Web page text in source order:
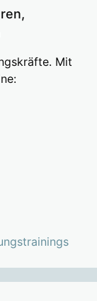
Mit